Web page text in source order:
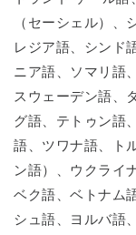
（セーシェル）
レジア語、シンド
ニア語、ソマリ語
スウェーデン語、
グ語、テトゥン語
語、ツワナ語、ト
ン語）、ウクライ
ベク語、ベトナム
シュ語、ヨルバ語